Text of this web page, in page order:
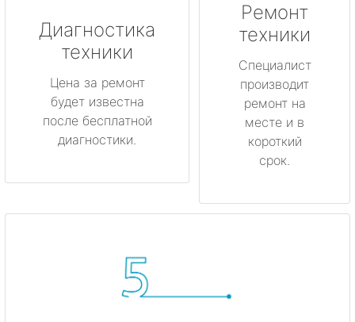
Диагностика
техники
Цена за ремонт
будет известна
после бесплатной
диагностики.
Ремонт
техники
Специалист
производит
ремонт на
месте и в
короткий
срок.